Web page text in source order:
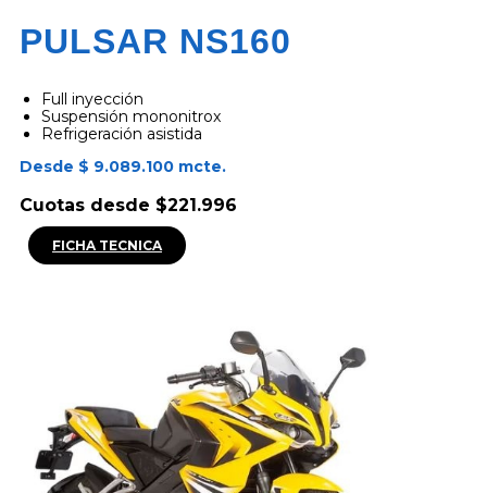
PULSAR NS160
Full inyección
Suspensión mononitrox
Refrigeración asistida
Desde $ 9.089.100 mcte.
Cuotas desde $221.996
FICHA TECNICA